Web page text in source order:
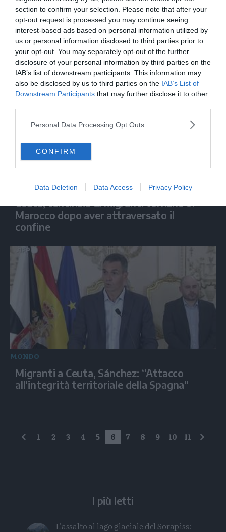
section to confirm your selection. Please note that after your
opt-out request is processed you may continue seeing
interest-based ads based on personal information utilized by
us or personal information disclosed to third parties prior to
your opt-out. You may separately opt-out of the further
disclosure of your personal information by third parties on the
IAB’s list of downstream participants. This information may
also be disclosed by us to third parties on the IAB’s List of
Downstream Participants that may further disclose it to other
Personal Data Processing Opt Outs
CONFIRM
Data Deletion Data Access Privacy Policy
MONDO
Esplosione in una miniera di carbone in
Pakistan, almeno 34 vittime
MONDO
Marocco dopo aver attraversato il
confine
MONDO
Migranti a Ceuta, Sánchez: “Attacco
all'integrità territoriale della Spagna"
precedente
1 2 3 4 5 6 7 8 9 10 11
I più letti
L'assalto al lago glaciale del Sorapiss: